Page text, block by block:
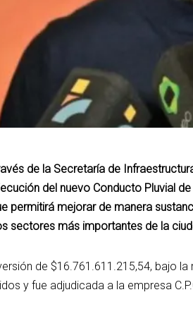
de la Secretaría de
del nuevo Conducto Pluvial
permitirá mejorar de manera
sectores más importantes de la
de $16.761.611.215,54, bajo
y fue adjudicada a la empresa